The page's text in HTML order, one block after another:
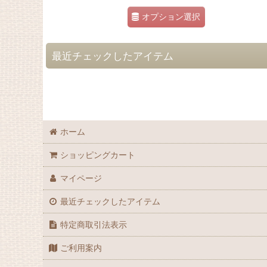
オプション選択
最近チェックしたアイテム
ホーム
ショッピングカート
マイページ
最近チェックしたアイテム
特定商取引法表示
ご利用案内